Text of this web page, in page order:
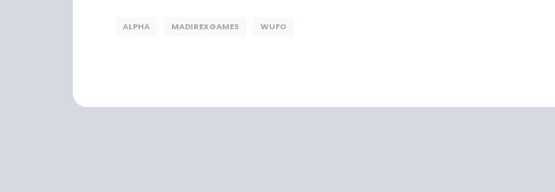
ALPHA MADIREXGAMES WUFO